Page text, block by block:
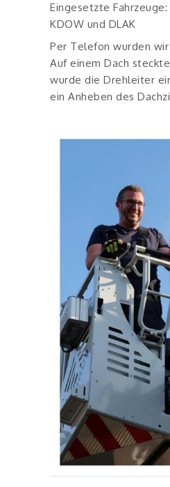
Eingesetzte Fahrzeuge:
KDOW und DLAK
Per Telefon wurden
Auf einem Dach
wurde die Drehleiter
ein Anheben des